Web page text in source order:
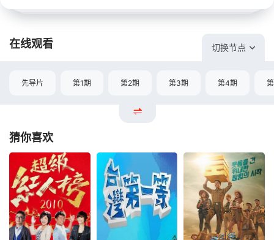
在线观看 切换节点
先导片 第1期 第2期 第3期 第4期
猜你喜欢